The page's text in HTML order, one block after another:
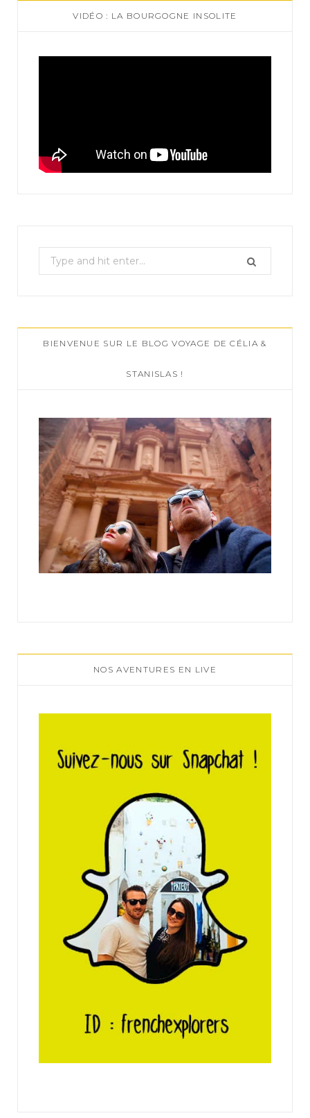
VIDÉO : LA BOURGOGNE INSOLITE
e
c
h
:
BIENVENUE SUR LE BLOG VOYAGE DE CÉLIA &
STANISLAS !
NOS AVENTURES EN LIVE